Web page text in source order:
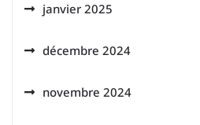
janvier 2025
décembre 2024
novembre 2024